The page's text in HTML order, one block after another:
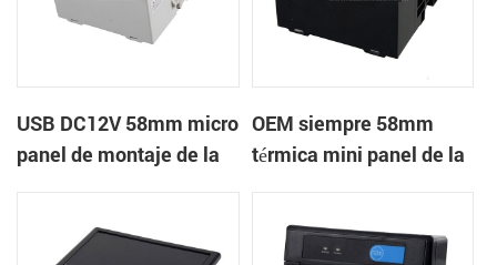
USB DC12V 58mm micro
panel de montaje de la
OEM siempre 58mm
térmica mini panel de la